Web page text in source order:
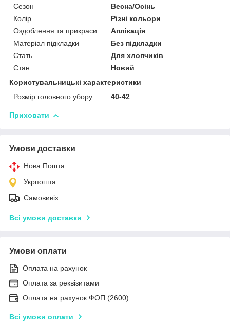
Сезон
Весна/Осінь
Колір
Різні кольори
Оздоблення та прикраси
Аплікація
Матеріал підкладки
Без підкладки
Стать
Для хлопчиків
Стан
Новий
Користувальницькі характеристики
Розмір головного убору
40-42
Приховати
Умови доставки
Нова Пошта
Укрпошта
Самовивіз
Всі умови доставки
Умови оплати
Оплата на рахунок
Оплата за реквізитами
Оплата на рахунок ФОП (2600)
Всі умови оплати